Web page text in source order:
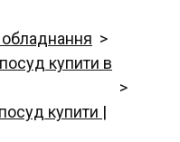
купити в
купити |